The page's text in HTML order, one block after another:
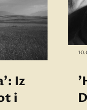
Iz
i